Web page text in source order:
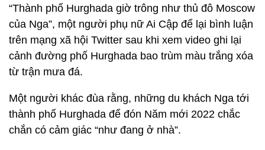
“Thành phố Hurghada giờ trông như thủ đô Moscow
của Nga”, một người phụ nữ Ai Cập để lại bình luận
trên mạng xã hội Twitter sau khi xem video ghi lại
cảnh đường phố Hurghada bao trùm màu trắng xóa
từ trận mưa đá.
Một người khác đùa rằng, những du khách Nga tới
thành phố Hurghada để đón Năm mới 2022 chắc
chắn có cảm giác “như đang ở nhà”.